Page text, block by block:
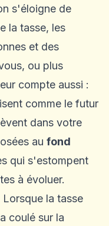
s'éloigne de
la tasse, les
et des
ou plus
compte aussi :
comme le futur
dans votre
au fond
qui s'estompent
à évoluer.
la tasse
coulé sur la